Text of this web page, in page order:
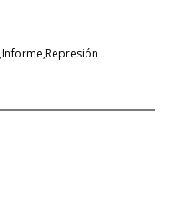
Informe Represión